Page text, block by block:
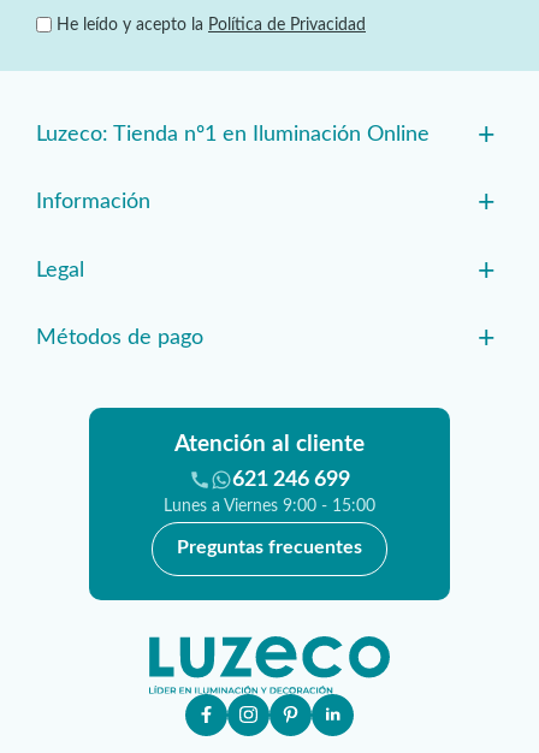
He leído y acepto la Política de Privacidad
Luzeco: Tienda nº1 en Iluminación Online +
Información +
Legal +
Métodos de pago +
Atención al cliente
621 246 699
Lunes a Viernes 9:00 - 15:00
Preguntas frecuentes